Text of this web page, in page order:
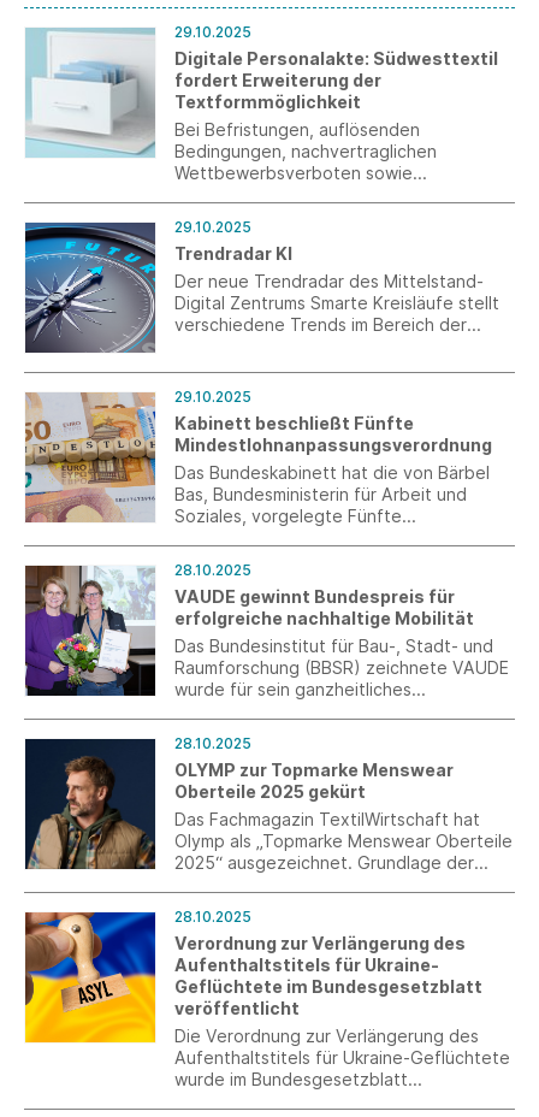
29.10.2025
Digitale Personalakte: Südwesttextil
fordert Erweiterung der
Textformmöglichkeit
Bei Befristungen, auflösenden
Bedingungen, nachvertraglichen
Wettbewerbsverboten sowie
vollständigen Digitalisierung von
Personalakten nach wie vor im Wege.
Südwesttextil fordert deswegen eine
konsequente Entbürokratisierung.
29.10.2025
Trendradar KI
Der neue Trendradar des Mittelstand-
Digital Zentrums Smarte Kreisläufe stellt
verschiedene Trends im Bereich der
Avataren oder Bots über Explainable AI
(XAI) bis Generatives Design.
29.10.2025
Kabinett beschließt Fünfte
Mindestlohnanpassungsverordnung
Das Bundeskabinett hat die von Bärbel
Bas, Bundesministerin für Arbeit und
Soziales, vorgelegte Fünfte
Mindestlohn zum 1.1.2026 zunächst auf
13,90 € brutto je Zeitstunde angehoben
und steigt in einem weiteren Schritt zum
1.1.2027 auf 14,60 €.
28.10.2025
VAUDE gewinnt Bundespreis für
erfolgreiche nachhaltige Mobilität
Das Bundesinstitut für Bau-, Stadt- und
Raumforschung (BBSR) zeichnete VAUDE
wurde für sein ganzheitliches
„Arbeitswege gestalten. Mobil in
ländlichen Räumen“ aus.
28.10.2025
OLYMP zur Topmarke Menswear
Oberteile 2025 gekürt
Das Fachmagazin TextilWirtschaft hat
Olymp als „Topmarke Menswear Oberteile
2025“ ausgezeichnet. Grundlage der
unter 32 zentralen Marken des deutschen
Männermode-Marktes geprüft wurde.
28.10.2025
Verordnung zur Verlängerung des
Aufenthaltstitels für Ukraine-
Geflüchtete im Bundesgesetzblatt
veröffentlicht
Die Verordnung zur Verlängerung des
Aufenthaltstitels für Ukraine-Geflüchtete
wurde im Bundesgesetzblatt